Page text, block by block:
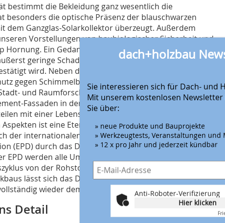
bestimmt die Bekleidung ganz wesentlich die
besonders die optische Präsenz der blauschwarzen
dem Ganzglas-Solarkollektor überzeugt. Außerdem
Vorstellungen von baubiologischer Sicherheit und
Hornung. Ein Gedanke, der durch die nachgewiesene
geringe Schadensanfälligkeit der vorgehängten
wird. Neben der Witterungsbeständigkeit ist dabei
gegen Schimmelbildung und Feuchtigkeit geboten. Das
und Raumforschung BBSR bescheinigt den
Fassaden in der Lebenszyklus-analyse die höchste
mit einer Lebenserwartung von mehr als 50 Jahren.
ist eine Eternit-Fassade eine sichere Lösung: Alle
der internationalen Umweltnorm ISO 14025 mit einer
(EPD) durch das Deutsche Institut für Bauen und
EPD werden alle Umweltwirkungen während des
von der Rohstoffgewinnung bis zum Recycling offen
lässt sich das Dach und die Fassade sortenrein in alle
wieder dem Rohstoffkreislauf zuführen.
Detail
dach+holzbau
Sie interessieren sich für Dach- und
Mit unserem kostenlosen
Sie über:
» neue Produkte und Bauprojekte
» Werkzeugtests, Veranstaltungen und
» 12 x pro Jahr und jederzeit kündbar
Anti-Roboter-Verifizierung
Hier klicken